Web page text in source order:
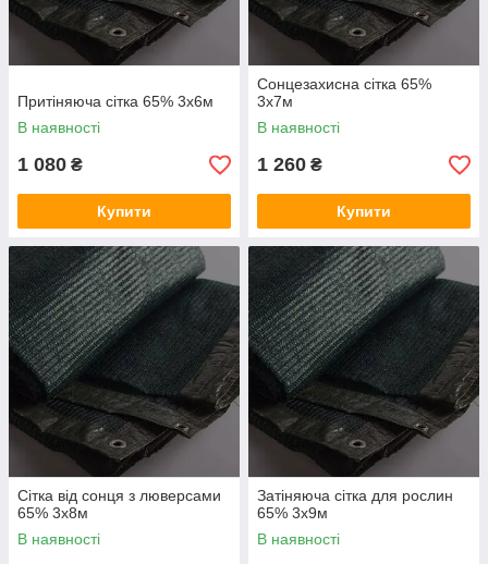
Притіняюча сітка 65% 3х6м
В наявності
1 080 ₴
Купити
Сонцезахисна сітка 65%
3х7м
В наявності
1 260 ₴
Купити
Сітка від сонця з люверсами
65% 3х8м
В наявності
Затіняюча сітка для рослин
65% 3х9м
В наявності